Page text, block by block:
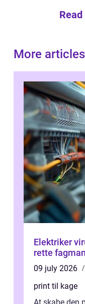
More articles
Elektriker virum sådan
rette
09 july 2026
print til kage